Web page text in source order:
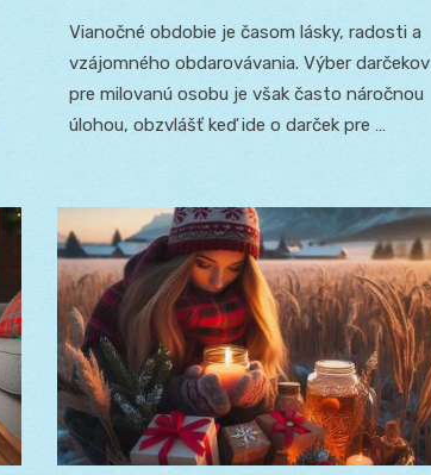
Vianočné obdobie je časom lásky, radosti a
vzájomného obdarovávania. Výber darčekov
pre milovanú osobu je však často náročnou
úlohou, obzvlášť keď ide o darček pre …